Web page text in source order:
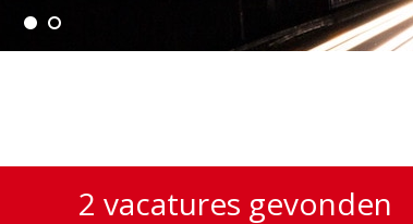
2 vacatures gevonden